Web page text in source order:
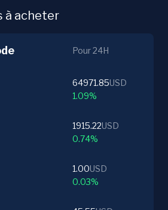
à acheter
Pour 24H
64971.85USD
1.09%
1915.22USD
0.74%
1.00USD
0.03%